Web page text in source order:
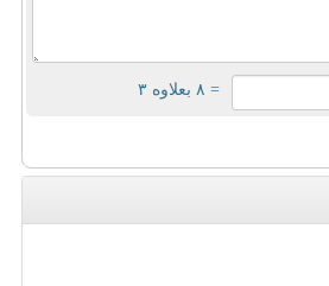
= ۸ بعلاوه ۳